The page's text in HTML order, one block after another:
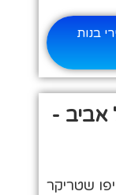
בנות
-
שטריקר